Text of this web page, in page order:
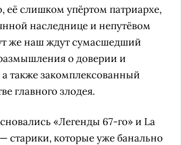
её слишком упёртом патриархе,
наследнице и непутёвом
же наш ждут сумасшедший
о доверии и
а также закомплексованный
главного злодея.
«Легенды 67-го» и La
старики, которые уже банально